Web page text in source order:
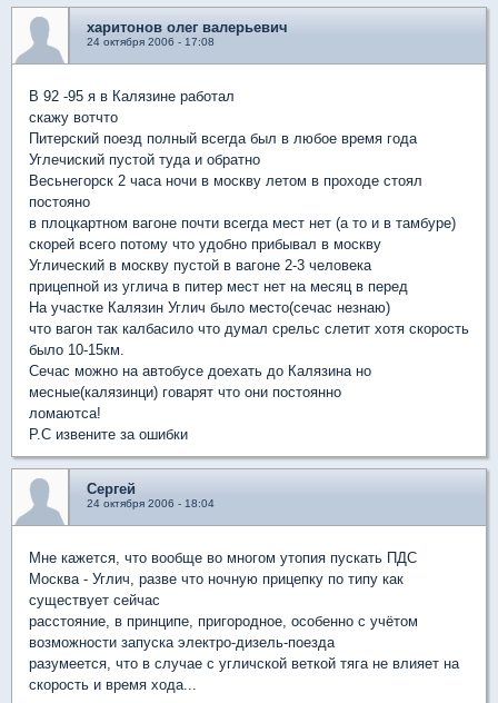
харитонов олег валерьевич
24 октября 2006 - 17:08
В 92 -95 я в Калязине работал
скажу вотчто
Питерский поезд полный всегда был в любое время года
Углечиский пустой туда и обратно
Весьнегорск 2 часа ночи в москву летом в проходе стоял
постояно
в плоцкартном вагоне почти всегда мест нет (а то и в тамбуре)
скорей всего потому что удобно прибывал в москву
Углический в москву пустой в вагоне 2-3 человека
прицепной из углича в питер мест нет на месяц в перед
На участке Калязин Углич было место(сечас незнаю)
что вагон так калбасило что думал срельс слетит хотя скорость
было 10-15км.
Сечас можно на автобусе доехать до Калязина но
месные(калязинци) говарят что они постоянно
ломаютса!
Р.С извените за ошибки
Сергей
24 октября 2006 - 18:04
Мне кажется, что вообще во многом утопия пускать ПДС
Москва - Углич, разве что ночную прицепку по типу как
существует сейчас
расстояние, в принципе, пригородное, особенно с учётом
возможности запуска электро-дизель-поезда
разумеется, что в случае с угличской веткой тяга не влияет на
скорость и время хода...